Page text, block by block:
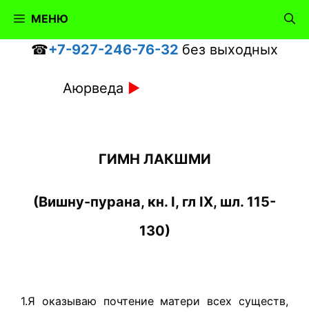
МЕНЮ
☎+7-927-246-76-32 без выходных
Аюрведа ►
ГИМН ЛАКШМИ
(Вишну-пурана, кн. I, гл IX, шл. 115-
130)
1.Я оказываю почтение матери всех существ,